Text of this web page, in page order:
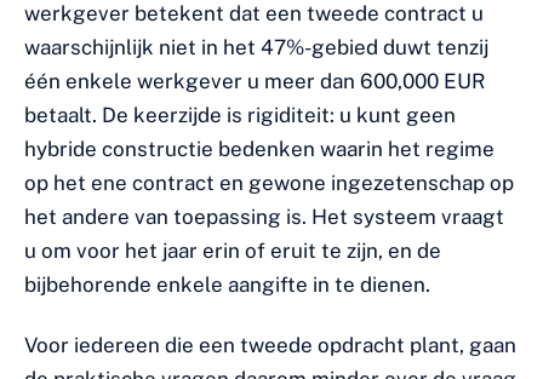
werkgever betekent dat een tweede contract u
waarschijnlijk niet in het 47%-gebied duwt tenzij
één enkele werkgever u meer dan 600,000 EUR
betaalt. De keerzijde is rigiditeit: u kunt geen
hybride constructie bedenken waarin het regime
op het ene contract en gewone ingezetenschap op
het andere van toepassing is. Het systeem vraagt
u om voor het jaar erin of eruit te zijn, en de
bijbehorende enkele aangifte in te dienen.
Voor iedereen die een tweede opdracht plant, gaan